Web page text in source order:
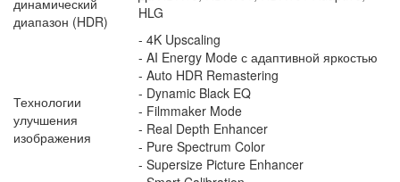
диапазон (HDR)
HLG
Технологии
улучшения
изображения
- 4K Upscaling
- AI Energy Mode с адаптивной яркостью
- Auto HDR Remastering
- Dynamic Black EQ
- Filmmaker Mode
- Real Depth Enhancer
- Pure Spectrum Color
- Supersize Picture Enhancer